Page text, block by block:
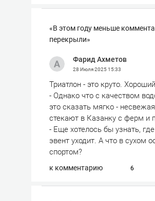
«В этом году меньше
перекрыли»
Фарид Ахметов
28 Июля 202515:33
Триатлон - это круто.
- Однако что с качеством
это сказать мягко -
стекают в Казанку с ферм и
- Еще хотелось бы узнать,
эвент уходит. А что в сухом
спортом?
к комментарию 6